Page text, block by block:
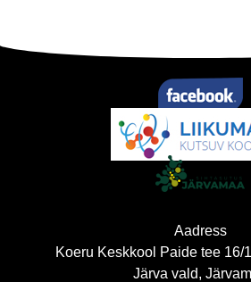
Aadress
Koeru Keskkool Paide tee 16/
Järva vald,